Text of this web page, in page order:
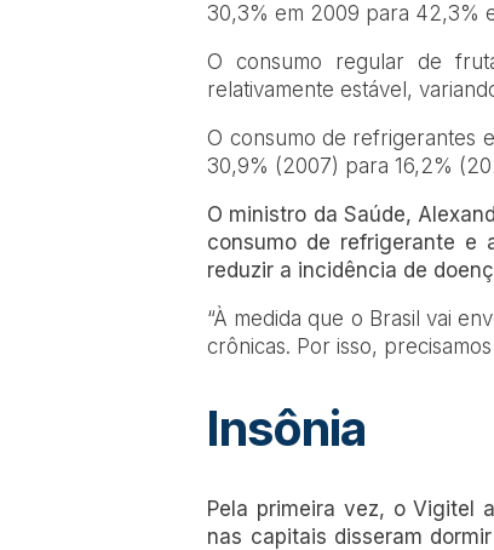
30,3% em 2009 para 42,3%
O consumo regular de
relativamente estável,
O consumo de refrigerantes
30,9% (2007) para 16,2%
O ministro da Saúde,
consumo de refrigerante e
reduzir a incidência de
“À medida que o Brasil vai
crônicas. Por isso,
Insônia
Pela primeira vez, o Vigitel
nas capitais disseram